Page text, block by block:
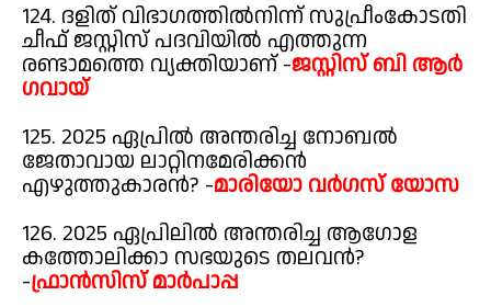
124. ദളിത് വിഭാഗത്തിൽനിന്ന് സുപ്രീംകോടതി
ചീഫ് ജസ്റ്റിസ് പദവിയിൽ എത്തുന്ന
രണ്ടാമത്തെ വ്യക്തിയാണ് -ജസ്റ്റിസ് ബി ആർ
ഗവായ്
125. 2025 ഏപ്രിൽ അന്തരിച്ച നോബൽ
ജേതാവായ ലാറ്റിനമേരിക്കൻ
എഴുത്തുകാരൻ? -മാരിയോ വർഗസ് യോസ
126. 2025 ഏപ്രിലിൽ അന്തരിച്ച ആഗോള
കത്തോലിക്കാ സഭയുടെ തലവൻ?
-ഫ്രാൻസിസ് മാർപാപ്പ